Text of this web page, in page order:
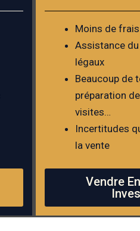
Moins de
Assistance
légaux
Beaucoup de
préparation
visites…
Incertitudes
la vente
Vendre